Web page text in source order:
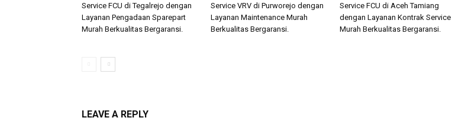
Service FCU di Tegalrejo dengan
Layanan Pengadaan Sparepart
Murah Berkualitas Bergaransi.
Service VRV di Purworejo dengan
Layanan Maintenance Murah
Berkualitas Bergaransi.
Service FCU di Aceh Tamiang
dengan Layanan Kontrak Service
Murah Berkualitas Bergaransi.
LEAVE A REPLY